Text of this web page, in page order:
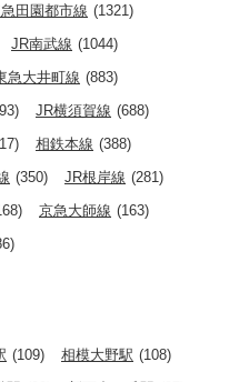
田園都市線 (1321)
JR南武線 (1044)
急大井町線 (883)
JR横須賀線 (688)
相鉄本線 (388)
(350) JR根岸線 (281)
京急大師線 (163)
(109) 相模大野駅 (108)